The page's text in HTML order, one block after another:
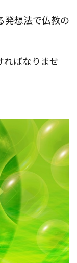
発想法で仏教の
ばなりませ